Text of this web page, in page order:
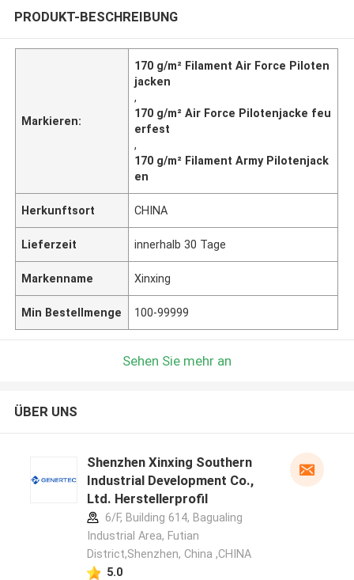
PRODUKT-BESCHREIBUNG
Markieren:
170 g/m² Filament Air Force Piloten
jacken
,
170 g/m² Air Force Pilotenjacke feu
erfest
,
170 g/m² Filament Army Pilotenjack
en
Herkunftsort CHINA
Lieferzeit innerhalb 30 Tage
Markenname Xinxing
Min Bestellmenge 100-99999
Sehen Sie mehr an
ÜBER UNS
Shenzhen Xinxing Southern
Industrial Development Co.,
Ltd. Herstellerprofil
6/F, Building 614, Bagualing
Industrial Area, Futian
District,Shenzhen, China ,CHINA
5.0